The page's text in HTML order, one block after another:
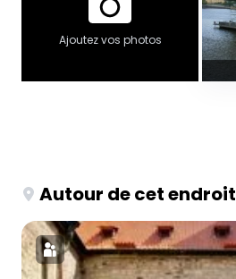
Ajoutez vos photos
Autour de cet endroit